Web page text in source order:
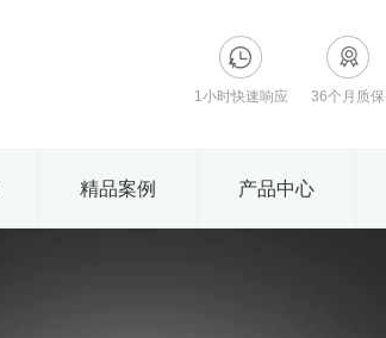
1小时快速响应 36个月质保
精品案例 产品中心